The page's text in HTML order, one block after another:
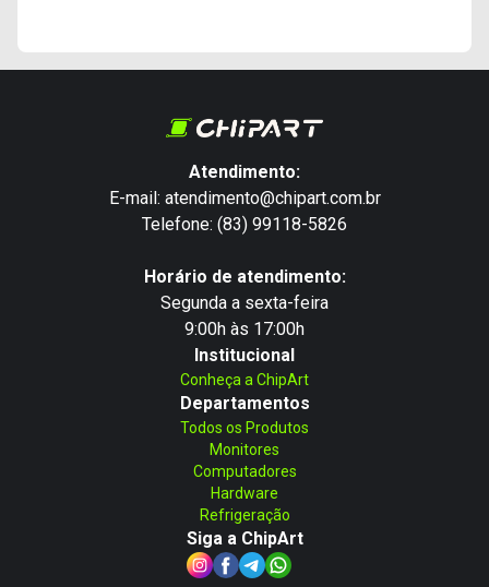
Atendimento:
E-mail: atendimento@chipart.com.br
Telefone: (83) 99118-5826
Horário de atendimento:
Segunda a sexta-feira
9:00h às 17:00h
Institucional
Conheça a ChipArt
Departamentos
Todos os Produtos
Monitores
Computadores
Hardware
Refrigeração
Siga a ChipArt